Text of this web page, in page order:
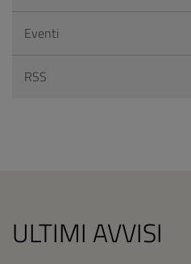
Eventi
RSS
ULTIMI AVVISI